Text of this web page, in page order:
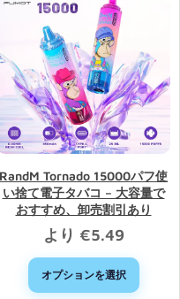
RandM Tornado 15000パフ使
い捨て電子タバコ – 大容量で
おすすめ、卸売割引あり
より €5.49
オプションを選択